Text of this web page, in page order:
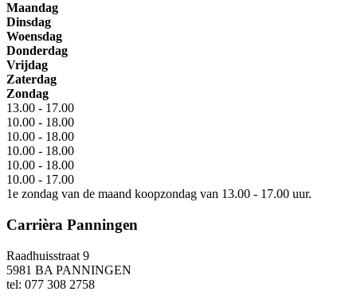
Maandag
Dinsdag
Woensdag
Donderdag
Vrijdag
Zaterdag
Zondag
13.00 - 17.00
10.00 - 18.00
10.00 - 18.00
10.00 - 18.00
10.00 - 18.00
10.00 - 17.00
1e zondag van de maand koopzondag van 13.00 - 17.00 uur.
Carrièra Panningen
Raadhuisstraat 9
5981 BA PANNINGEN
tel: 077 308 2758